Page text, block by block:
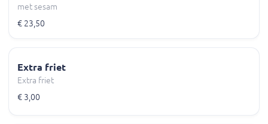
met sesam
€ 23,50
Extra friet
Extra friet
€ 3,00